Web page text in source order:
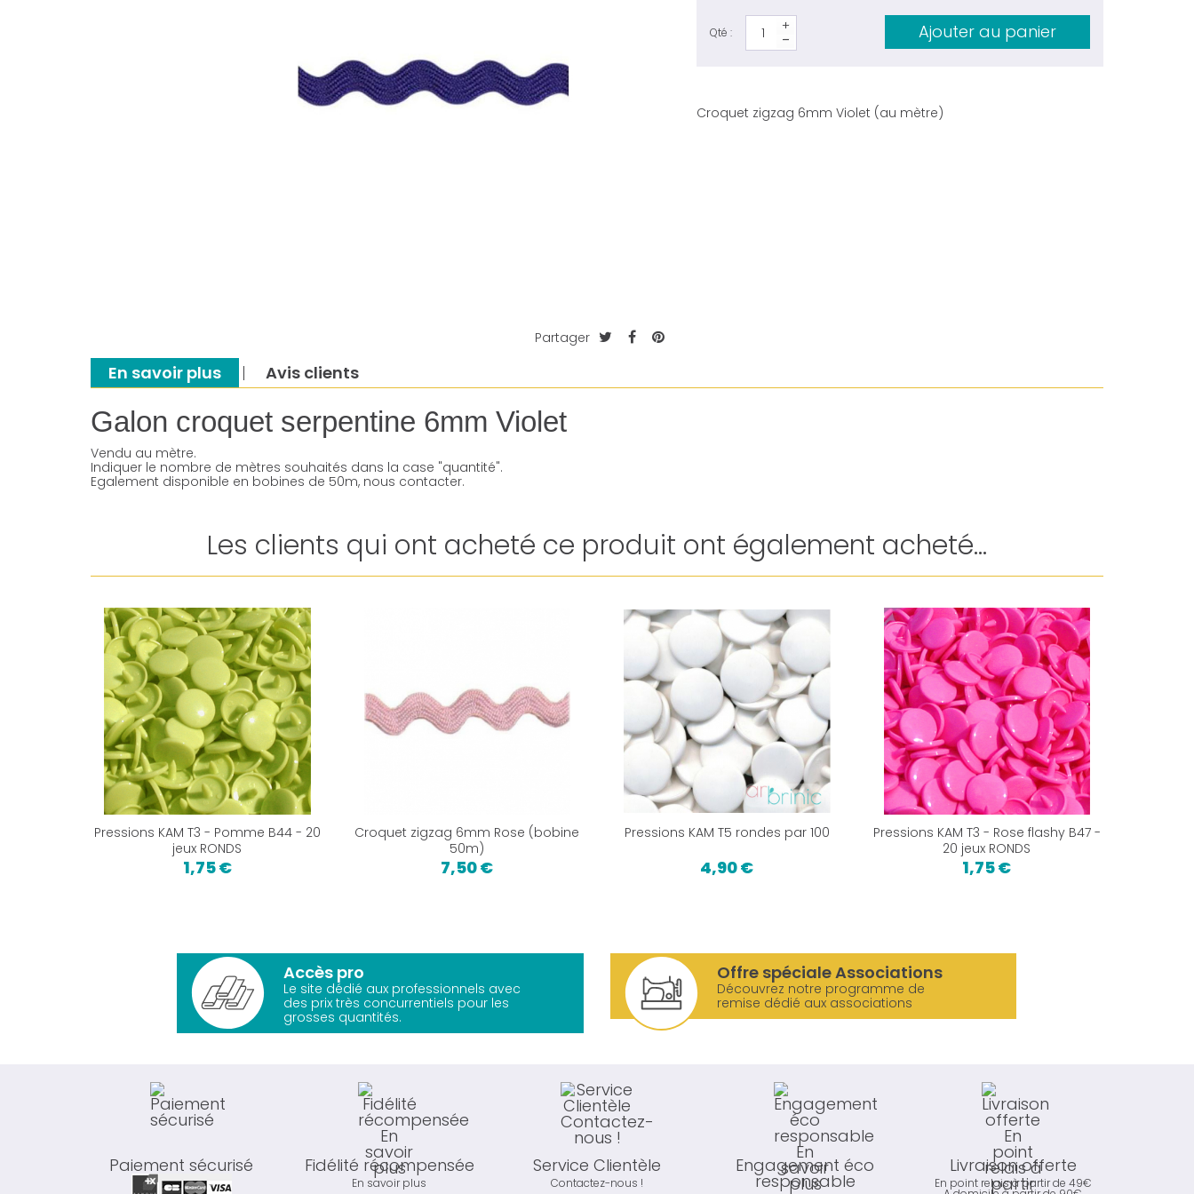
Partager
Qté : Ajouter au panier
Croquet zigzag 6mm Violet (au mètre)
En savoir plus Avis clients
Galon croquet serpentine 6mm Violet
Vendu au mètre.
Indiquer le nombre de mètres souhaités dans la case "quantité".
Egalement disponible en bobines de 50m, nous contacter.
Les clients qui ont acheté ce produit ont également acheté...
Pressions KAM T3 - Pomme B44 - 20
jeux RONDS
1,75 €
Croquet zigzag 6mm Rose (bobine
50m)
7,50 €
Pressions KAM T5 rondes par 100
4,90 €
Pressions KAM T3 - Rose flashy B47 -
20 jeux RONDS
1,75 €
Accès pro
Le site dédié aux professionnels avec
des prix très concurrentiels pour les
grosses quantités.
Offre spéciale Associations
Découvrez notre programme de
remise dédié aux associations
Paiement sécurisé Fidélité récompensée
En savoir plus
Service Clientèle
Contactez-nous !
Engagement éco
responsable
Livraison offerte
En point relais à partir de 49€